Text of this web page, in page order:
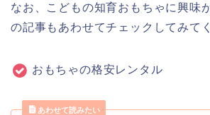
なお、こどもの知育おもちゃに興味
の記事もあわせてチェックしてみて
おもちゃの格安レンタル
あわせて読みたい